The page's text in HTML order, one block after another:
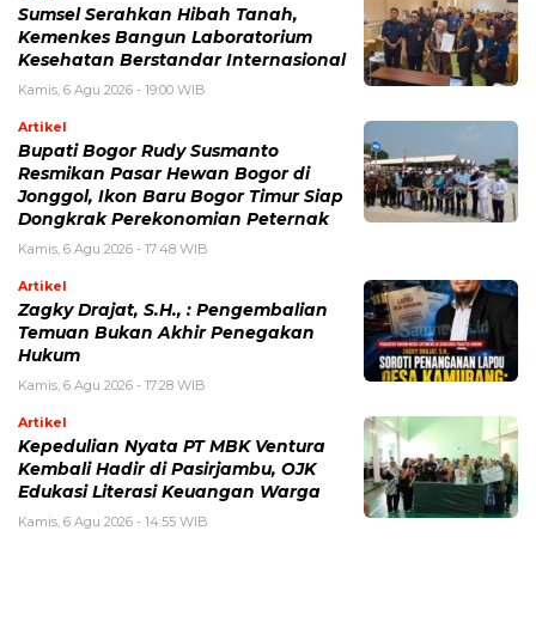
Sumsel Serahkan Hibah Tanah,
Kemenkes Bangun Laboratorium
Kesehatan Berstandar Internasional
Kamis, 6 Agu 2026 - 19:00 WIB
Artikel
Bupati Bogor Rudy Susmanto
Resmikan Pasar Hewan Bogor di
Jonggol, Ikon Baru Bogor Timur Siap
Dongkrak Perekonomian Peternak
Kamis, 6 Agu 2026 - 17:48 WIB
Artikel
Zagky Drajat, S.H., : Pengembalian
Temuan Bukan Akhir Penegakan
Hukum
Kamis, 6 Agu 2026 - 17:28 WIB
Artikel
Kepedulian Nyata PT MBK Ventura
Kembali Hadir di Pasirjambu, OJK
Edukasi Literasi Keuangan Warga
Kamis, 6 Agu 2026 - 14:55 WIB